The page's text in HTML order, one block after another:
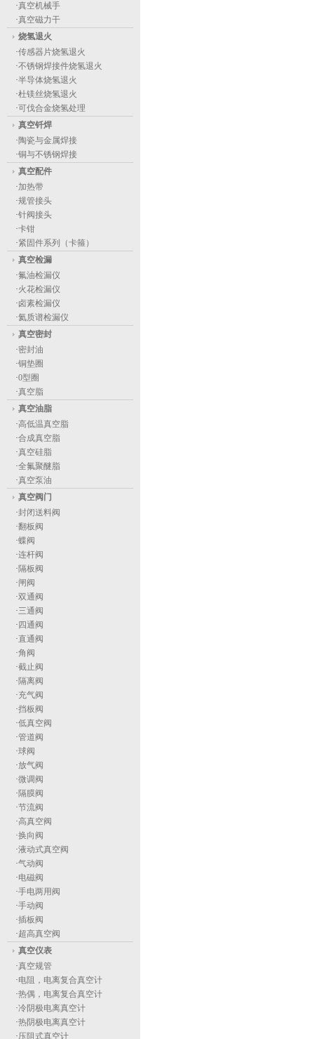
·真空机械手
·真空磁力干
烧氢退火
·传感器片烧氢退火
·不锈钢焊接件烧氢退火
·半导体烧氢退火
·杜镁丝烧氢退火
·可伐合金烧氢处理
真空钎焊
· 陶瓷与金属焊接
·铜与不锈钢焊接
真空配件
·加热带
·规管接头
·针阀接头
·卡钳
·紧固件系列（卡箍）
真空检漏
·氟油检漏仪
·火花检漏仪
·卤素检漏仪
·氦质谱检漏仪
真空密封
·密封油
·铜垫圈
·0型圈
·真空脂
真空油脂
·高低温真空脂
·合成真空脂
·真空硅脂
·全氟聚醚脂
·真空泵油
真空阀门
·封闭送料阀
·翻板阀
·蝶阀
·连杆阀
· 隔板阀
·闸阀
·双通阀
·三通阀
· 四通阀
·直通阀
·角阀
·截止阀
· 隔离阀
·充气阀
·挡板阀
·低真空阀
·管道阀
·球阀
·放气阀
·微调阀
· 隔膜阀
·节流阀
·高真空阀
·换向阀
·液动式真空阀
·气动阀
·电磁阀
·手电两用阀
·手动阀
·插板阀
·超高真空阀
真空仪表
·真空规管
·电阻，电离复合真空计
·热偶，电离复合真空计
·冷阴极电离真空计
·热阴极电离真空计
·压阻式真空计